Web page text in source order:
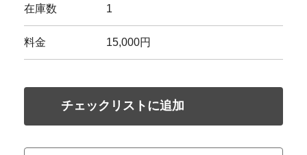
在庫数 1
料金 15,000円
チェックリストに追加